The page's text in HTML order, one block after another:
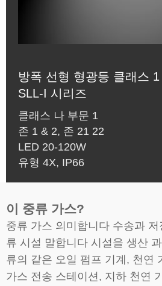
방폭 선형 형광등 클래스
SLL-I 시리즈
클래스 나 부문 1
존 1 & 2, 존 21 22
LED 20-120W
유형 4X, IP66
이 중류 가스?
중류 가스 의미합니다 수송과
류 시설 말합니다 시설을 생산
류의 같은 오일 펌프 기계, 천연
가스 전송 스테이션, 지하 천연